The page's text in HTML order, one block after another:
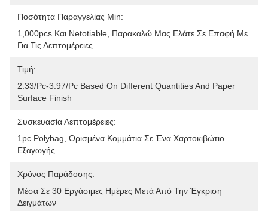
Ποσότητα Παραγγελίας Min:
1,000pcs Και Netotiable, Παρακαλώ Μας Ελάτε Σε Επαφή Με
Για Τις Λεπτομέρειες
Τιμή:
2.33/pc-3.97/pc Based On Different Quantities And Paper
Surface Finish
Συσκευασία Λεπτομέρειες:
1pc Polybag, Ορισμένα Κομμάτια Σε Ένα Χαρτοκιβώτιο
Εξαγωγής
Χρόνος Παράδοσης:
Μέσα Σε 30 Εργάσιμες Ημέρες Μετά Από Την Έγκριση
Δειγμάτων